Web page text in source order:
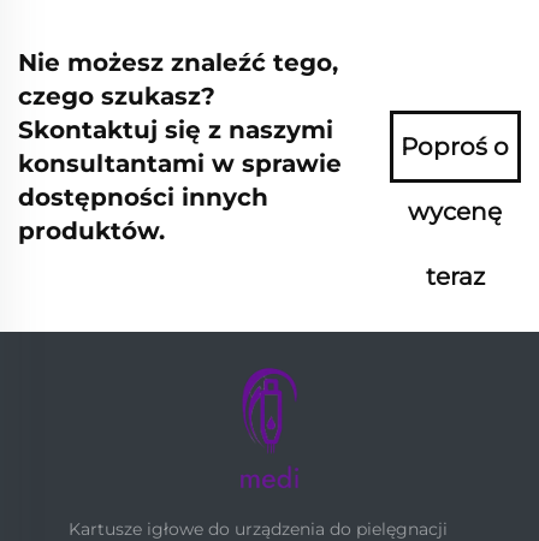
Nie możesz znaleźć tego,
czego szukasz?
Skontaktuj się z naszymi
konsultantami w sprawie
dostępności innych
produktów.
Poproś o
wycenę
teraz
Kartusze igłowe do urządzenia do pielęgnacji